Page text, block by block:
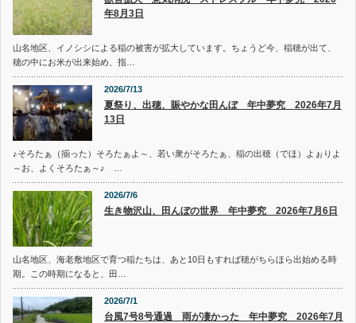
年8月3日
山名地区、イノシシによる稲の被害が拡大しています。ちょうど今、稲穂が出て、
穂の中にお米が出来始め、指…
2026/7/13
夏祭り、出穂、賑やかな田んぼ 年中夢究 2026年7月
13日
♪そろたぁ（揃った）そろたぁよ～、若い衆がそろたぁ、稲の出穂（でほ）よぉりよ
～お、よくそろたぁ～♪ …
2026/7/6
生き物沢山、田んぼの世界 年中夢究 2026年7月6日
山名地区、海老敷地区で育つ稲たちは、あと10日もすれば穂がちらほら出始める時
期。この時期になると、田…
2026/7/1
台風7号8号通過 雨が凄かった 年中夢究 2026年7月